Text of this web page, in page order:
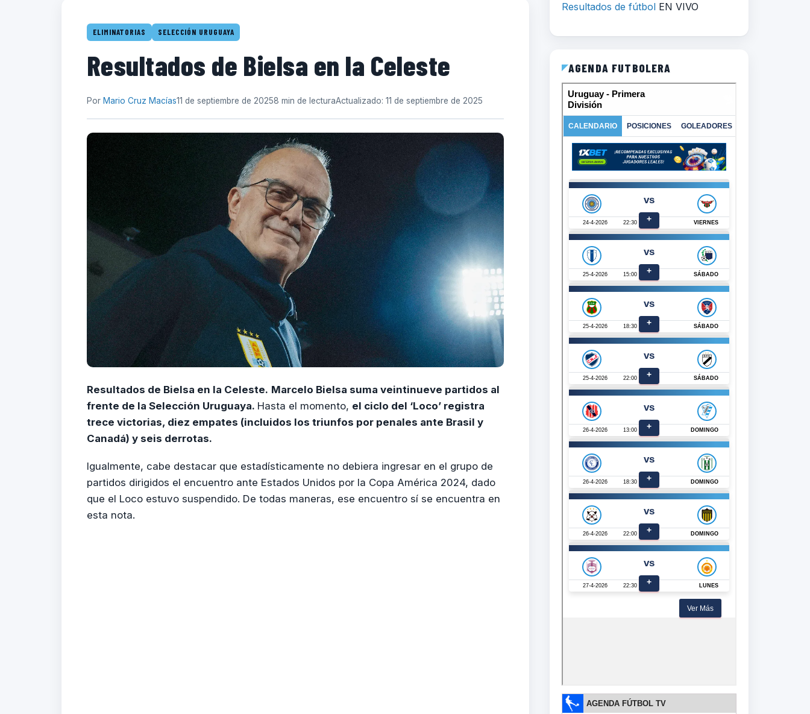
ELIMINATORIAS SELECCIÓN URUGUAYA
Resultados de Bielsa en la Celeste
Por Mario Cruz Macías11 de septiembre de 20258 min de lecturaActualizado: 11 de septiembre de 2025
Resultados de Bielsa en la Celeste. Marcelo Bielsa suma veintinueve partidos al
frente de la Selección Uruguaya. Hasta el momento, el ciclo del ‘Loco’ registra
trece victorias, diez empates (incluidos los triunfos por penales ante Brasil y
Canadá) y seis derrotas.
Igualmente, cabe destacar que estadísticamente no debiera ingresar en el grupo de
partidos dirigidos el encuentro ante Estados Unidos por la Copa América 2024, dado
que el Loco estuvo suspendido. De todas maneras, ese encuentro sí se encuentra en
esta nota.
Resultados de fútbol EN VIVO
AGENDA FUTBOLERA